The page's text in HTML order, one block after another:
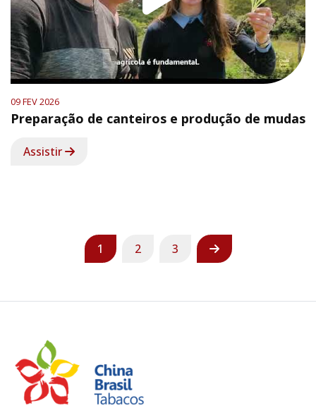
09 FEV 2026
Preparação de canteiros e produção de mudas
Assistir
1 2 3